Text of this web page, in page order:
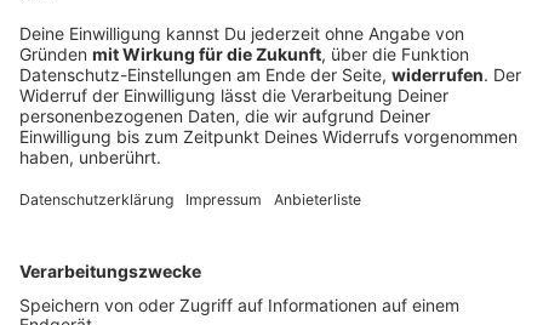
Messi reist zur Trauerfeier seines Vaters nach
Argentinien
bis zum Wechsel zu Inter Miami. Nun ist er gestorben.